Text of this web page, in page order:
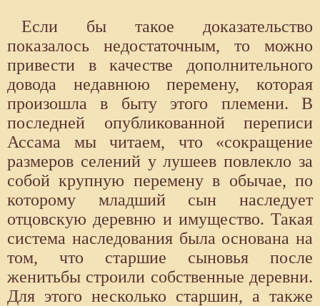
Если бы такое доказательство
показалось недостаточным, то можно
привести в качестве дополнительного
довода недавнюю перемену, которая
произошла в быту этого племени. В
последней опубликованной переписи
Ассама мы читаем, что «сокращение
размеров селений у лушеев повлекло за
собой крупную перемену в обычае, по
которому младший сын наследует
отцовскую деревню и имущество. Такая
система наследования была основана на
том, что старшие сыновья после
женитьбы строили собственные деревни.
Для этого несколько старшин, а также